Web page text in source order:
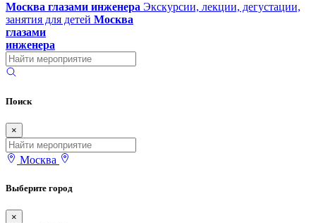
Москва глазами инженера Экскурсии, лекции, дегустации,
занятия для детей Москва
глазами
инженера
Поиск
×
Москва
Выберите город
×